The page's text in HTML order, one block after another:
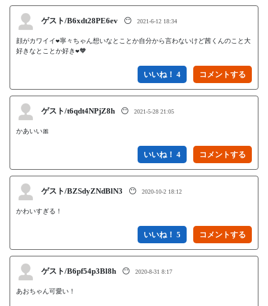
ゲスト/B6xdt28PE6ev 😶 2021-6-12 18:34
顔がカワイイ❤️寧々ちゃん想いなとことか自分から言わないけど茜くんのこと大
好きなとことか好き❤️🧡
いいね！ 4
ゲスト/t6qdt4NPjZ8h 😶 2021-5-28 21:05
かあいい🎀
いいね！ 4
ゲスト/BZSdyZNdBlN3 😶 2020-10-2 18:12
かわいすぎる！
いいね！ 5
ゲスト/B6pf54p3Bl8h 😶 2020-8-31 8:17
あおちゃん可愛い！